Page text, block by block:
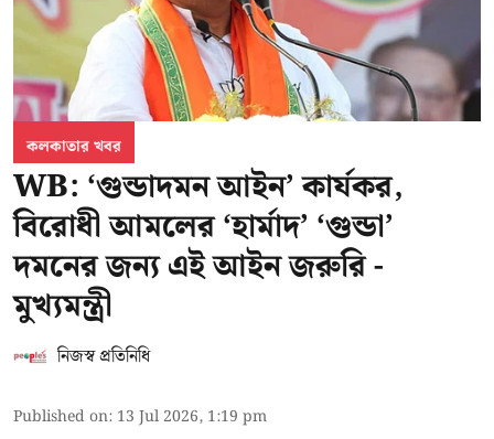
কলকাতার খবর
WB: ‘গুন্ডাদমন আইন’ কার্যকর,
বিরোধী আমলের ‘হার্মাদ’ ‘গুন্ডা’
দমনের জন্য এই আইন জরুরি -
মুখ্যমন্ত্রী
নিজস্ব প্রতিনিধি
Published on: 13 Jul 2026, 1:19 pm